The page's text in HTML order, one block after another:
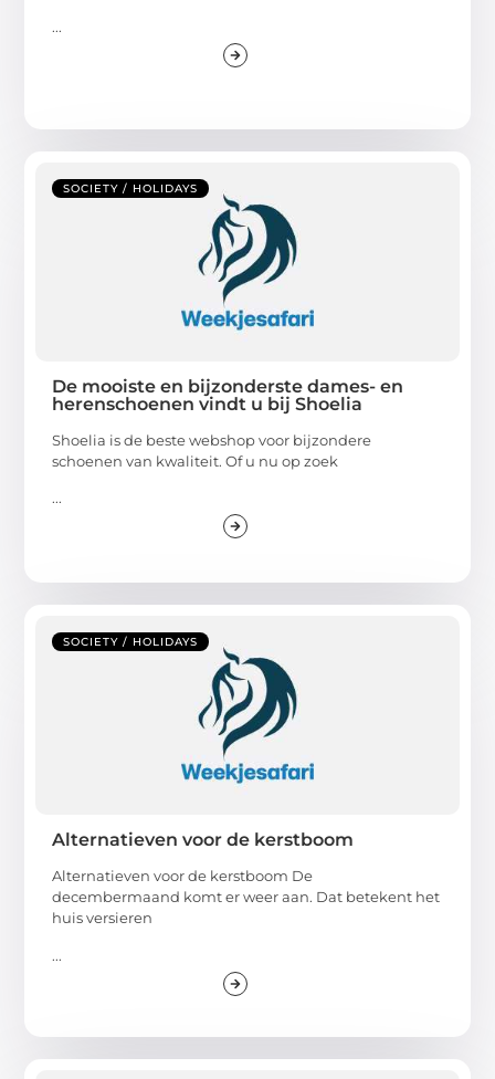
...
SOCIETY / HOLIDAYS
De mooiste en bijzonderste dames- en
herenschoenen vindt u bij Shoelia
Shoelia is de beste webshop voor bijzondere
schoenen van kwaliteit. Of u nu op zoek
...
SOCIETY / HOLIDAYS
Alternatieven voor de kerstboom
Alternatieven voor de kerstboom De
decembermaand komt er weer aan. Dat betekent het
huis versieren
...